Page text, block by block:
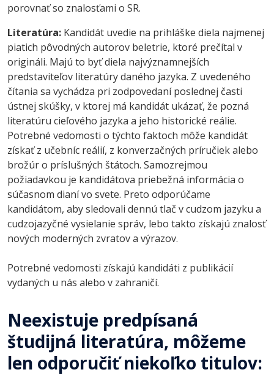
porovnať so znalosťami o SR.
Literatúra: Kandidát uvedie na prihláške diela najmenej
piatich pôvodných autorov beletrie, ktoré prečítal v
origináli. Majú to byť diela najvýznamnejších
predstaviteľov literatúry daného jazyka. Z uvedeného
čítania sa vychádza pri zodpovedaní poslednej časti
ústnej skúšky, v ktorej má kandidát ukázať, že pozná
literatúru cieľového jazyka a jeho historické reálie.
Potrebné vedomosti o týchto faktoch môže kandidát
získať z učebníc reálií, z konverzačných príručiek alebo
brožúr o príslušných štátoch. Samozrejmou
požiadavkou je kandidátova priebežná informácia o
súčasnom dianí vo svete. Preto odporúčame
kandidátom, aby sledovali dennú tlač v cudzom jazyku a
cudzojazyčné vysielanie správ, lebo takto získajú znalosť
nových moderných zvratov a výrazov.
Potrebné vedomosti získajú kandidáti z publikácií
vydaných u nás alebo v zahraničí.
Neexistuje predpísaná
študijná literatúra, môžeme
len odporučiť niekoľko titulov: